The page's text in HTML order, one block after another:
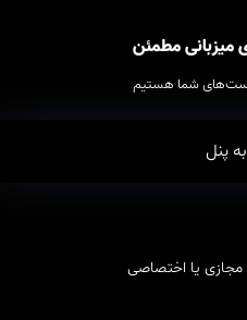
شما هستیم
پنل